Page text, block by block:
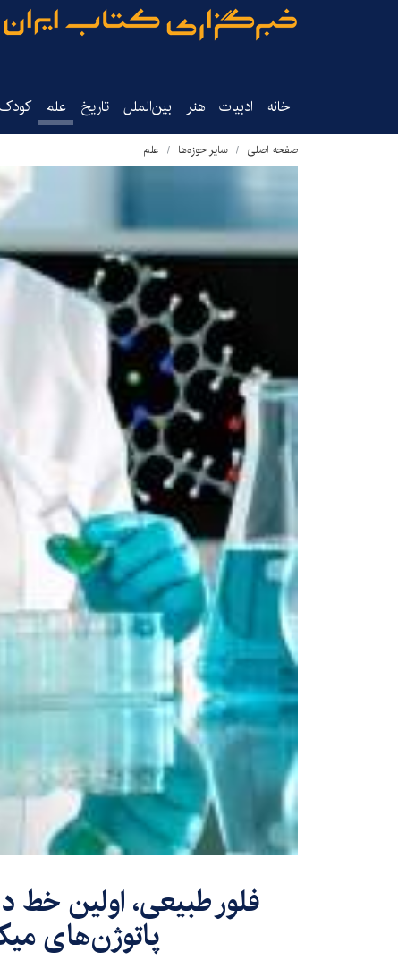
خانه ادبیات هنر بین‌الملل تاریخ‌ علم
صفحه اصلی سایر حوزه‌ها علم
فلور طبیعی، اولین خط
پاتوژن‌های